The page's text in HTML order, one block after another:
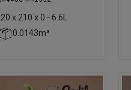
x 210 x 0 - 6.6L
0.0143m³